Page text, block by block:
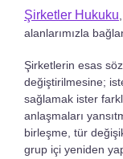
Şirketler Hukuku
alanlarımızla
Şirketlerin esas
değiştirilmesine;
sağlamak ister
anlaşmaları
birleşme, tür
grup içi yeniden